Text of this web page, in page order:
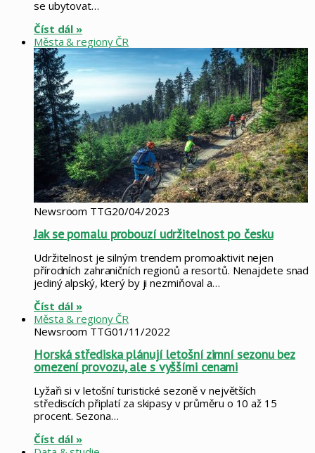
se ubytovat…
Číst dál »
Města & regiony ČR
Newsroom TTG20/04/2023
Jak se pomalu probouzí udržitelnost po česku
Udržitelnost je silným trendem promoaktivit nejen
přírodních zahraničních regionů a resortů. Nenajdete snad
jediný alpský, který by ji nezmiňoval a…
Číst dál »
Města & regiony ČR
Newsroom TTG01/11/2022
Horská střediska plánují letošní zimní sezonu bez
omezení provozu, ale s vyššími cenami
Lyžaři si v letošní turistické sezoně v největších
střediscích připlatí za skipasy v průměru o 10 až 15
procent. Sezona…
Číst dál »